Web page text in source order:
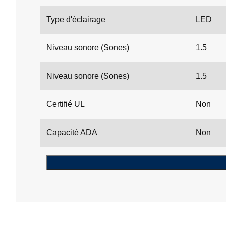
Type d'éclairage LED
Niveau sonore (Sones) 1.5
Niveau sonore (Sones) 1.5
Certifié UL Non
Capacité ADA Non